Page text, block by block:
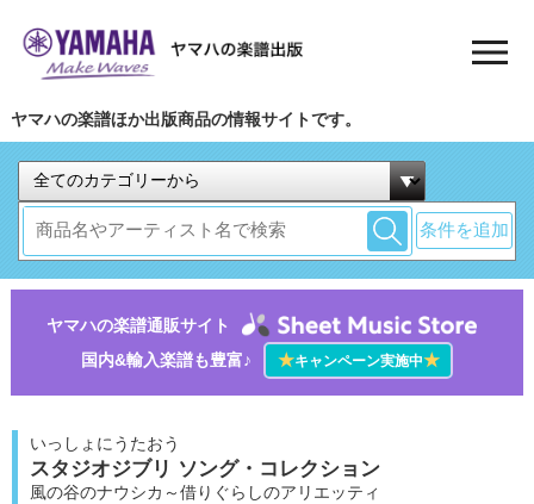
ヤマハの楽譜ほか出版商品の情報サイトです。
条件を追加
ヤマハの楽譜通販サイト
国内&輸入楽譜も豊富♪
★キャンペーン実施中★
いっしょにうたおう
スタジオジブリ ソング・コレクション
風の谷のナウシカ～借りぐらしのアリエッティ